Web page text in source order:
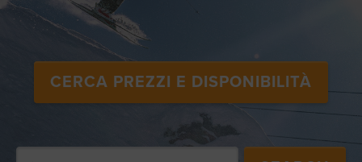
Val d'Isère
Informazioni su di noi
CERCA PREZZI E DISPONIBILITÀ